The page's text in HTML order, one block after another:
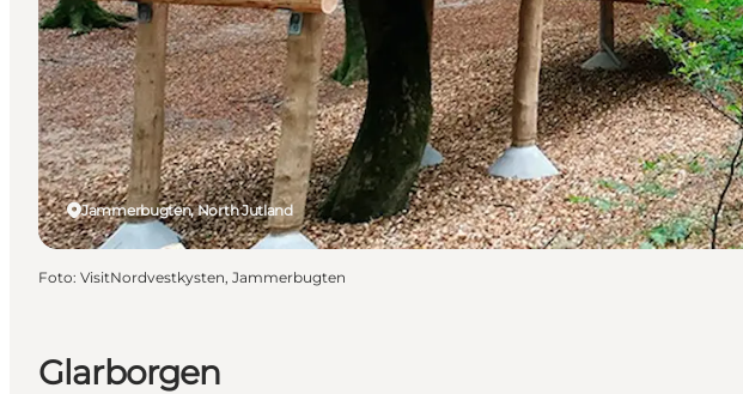
Glarborgen
Jammerbugten, North Jutland
Foto: VisitNordvestkysten, Jammerbugten